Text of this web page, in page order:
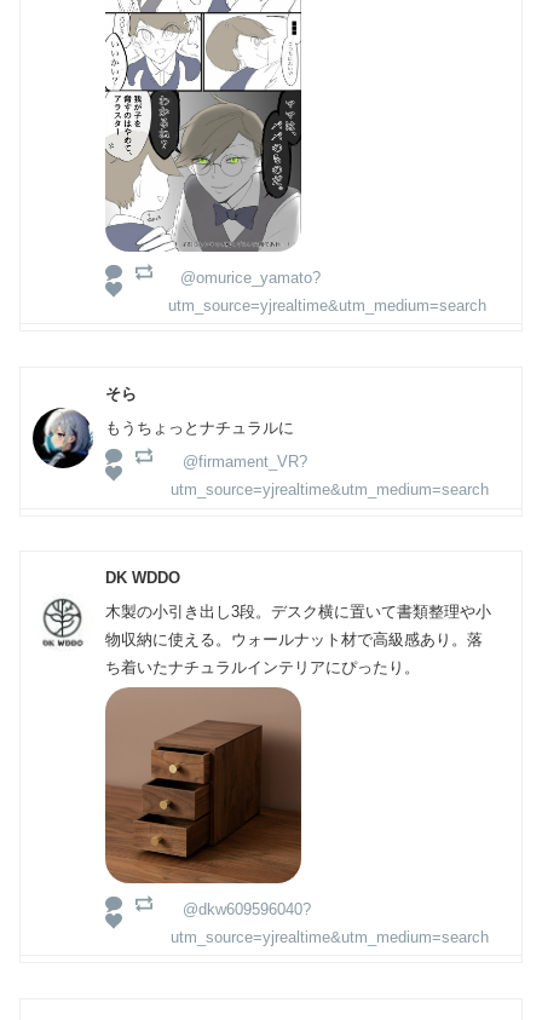
@omurice_yamato?
utm_source=yjrealtime&utm_medium=search
そら
もうちょっとナチュラルに
@firmament_VR?
utm_source=yjrealtime&utm_medium=search
DK WDDO
木製の小引き出し3段。デスク横に置いて書類整理や小
物収納に使える。ウォールナット材で高級感あり。落
ち着いたナチュラルインテリアにぴったり。
@dkw609596040?
utm_source=yjrealtime&utm_medium=search